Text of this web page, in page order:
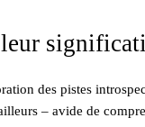
des pistes
– avide de